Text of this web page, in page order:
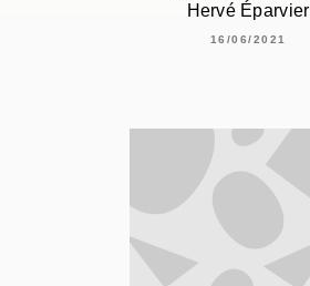
Hervé Éparvier
16/06/2021